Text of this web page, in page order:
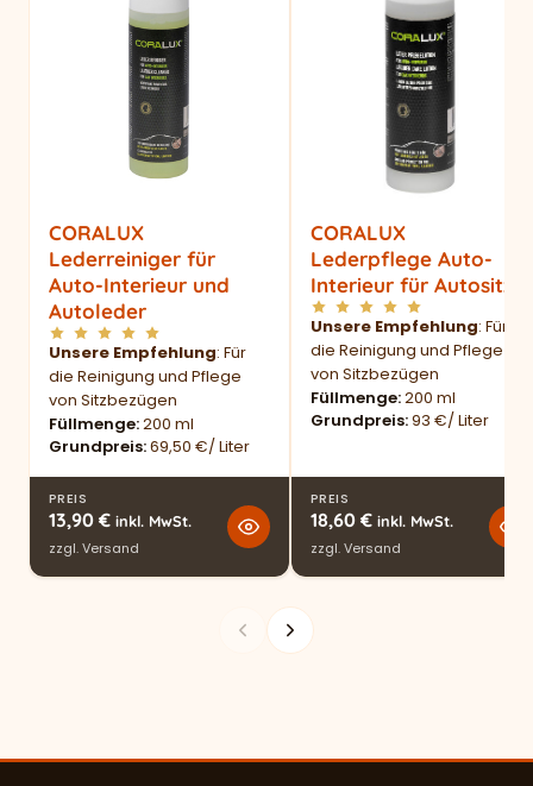
CORALUX
Lederreiniger für
Auto-Interieur und
Autoleder
Unsere Empfehlung: Für
die Reinigung und Pflege
von Sitzbezügen
Füllmenge 200 ml
Grundpreis 69,50 €/ Liter
PREIS
13,90 € inkl. MwSt.
zzgl.Versand
CORALUX
Lederpflege Auto-
Interieur für Autositze
Unsere Empfehlung: Für
die Reinigung und Pflege
von Sitzbezügen
Füllmenge 200 ml
Grundpreis 93 €/ Liter
PREIS
18,60 € inkl. MwSt.
zzgl.Versand